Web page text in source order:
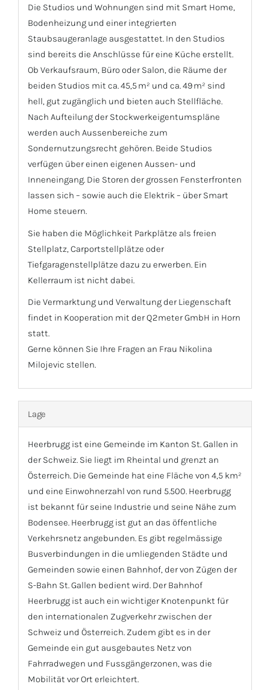
Die Studios und Wohnungen sind mit Smart Home,
Bodenheizung und einer integrierten
Staubsaugeranlage ausgestattet. In den Studios
sind bereits die Anschlüsse für eine Küche erstellt.
Ob Verkaufsraum, Büro oder Salon, die Räume der
beiden Studios mit ca. 45,5 m² und ca. 49 m² sind
hell, gut zugänglich und bieten auch Stellfläche.
Nach Aufteilung der Stockwerkeigentumspläne
werden auch Aussenbereiche zum
Sondernutzungsrecht gehören. Beide Studios
verfügen über einen eigenen Aussen- und
Inneneingang. Die Storen der grossen Fensterfronten
lassen sich – sowie auch die Elektrik – über Smart
Home steuern.
Sie haben die Möglichkeit Parkplätze als freien
Stellplatz, Carportstellplätze oder
Tiefgaragenstellplätze dazu zu erwerben. Ein
Kellerraum ist nicht dabei.
Die Vermarktung und Verwaltung der Liegenschaft
findet in Kooperation mit der Q2meter GmbH in Horn
statt.
Gerne können Sie Ihre Fragen an Frau Nikolina
Milojevic stellen.
Lage
Heerbrugg ist eine Gemeinde im Kanton St. Gallen in
der Schweiz. Sie liegt im Rheintal und grenzt an
Österreich. Die Gemeinde hat eine Fläche von 4,5 km²
und eine Einwohnerzahl von rund 5.500. Heerbrugg
ist bekannt für seine Industrie und seine Nähe zum
Bodensee. Heerbrugg ist gut an das öffentliche
Verkehrsnetz angebunden. Es gibt regelmässige
Busverbindungen in die umliegenden Städte und
Gemeinden sowie einen Bahnhof, der von Zügen der
S-Bahn St. Gallen bedient wird. Der Bahnhof
Heerbrugg ist auch ein wichtiger Knotenpunkt für
den internationalen Zugverkehr zwischen der
Schweiz und Österreich. Zudem gibt es in der
Gemeinde ein gut ausgebautes Netz von
Fahrradwegen und Fussgängerzonen, was die
Mobilität vor Ort erleichtert.